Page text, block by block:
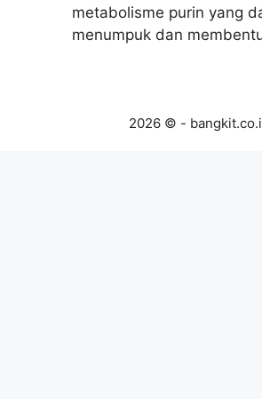
metabolisme purin yang
menumpuk dan
2026 © -